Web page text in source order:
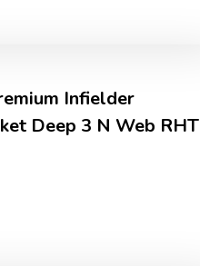
Infielder
Deep 3 N Web RHT